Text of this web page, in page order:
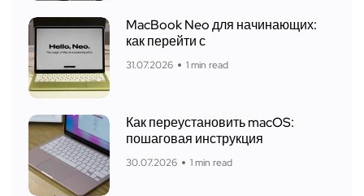
MacBook Neo для начинающих:
как перейти с
31.07.2026 1 min read
Как переустановить macOS:
пошаговая инструкция
30.07.2026 1 min read